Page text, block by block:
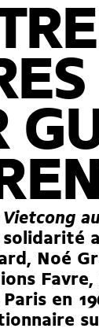
Vietcong
Noé
en